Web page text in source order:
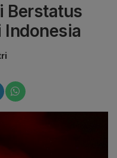
Berstatus
Indonesia